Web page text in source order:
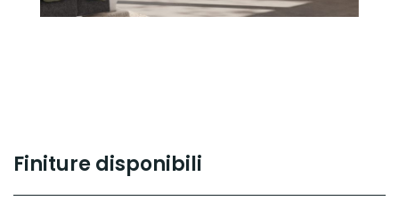
Finiture disponibili